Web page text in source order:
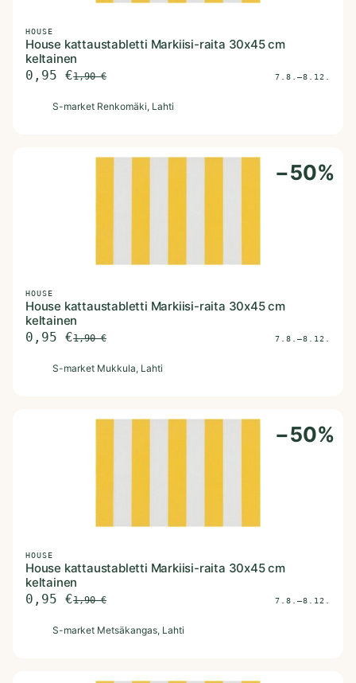
HOUSE
House kattaustabletti Markiisi-raita 30x45 cm
keltainen
0,95 €1,90€ 7.8.–8.12.
S-market Renkomäki, Lahti
−50%
HOUSE
House kattaustabletti Markiisi-raita 30x45 cm
keltainen
0,95 €1,90€ 7.8.–8.12.
S-market Mukkula, Lahti
−50%
HOUSE
House kattaustabletti Markiisi-raita 30x45 cm
keltainen
0,95 €1,90€ 7.8.–8.12.
S-market Metsäkangas, Lahti